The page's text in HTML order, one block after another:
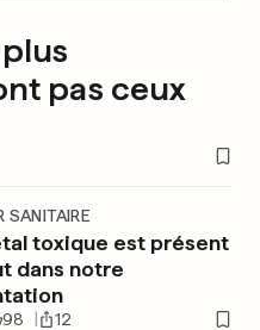
pas ceux
SANITAIRE
toxique est présent
dans notre
98 12